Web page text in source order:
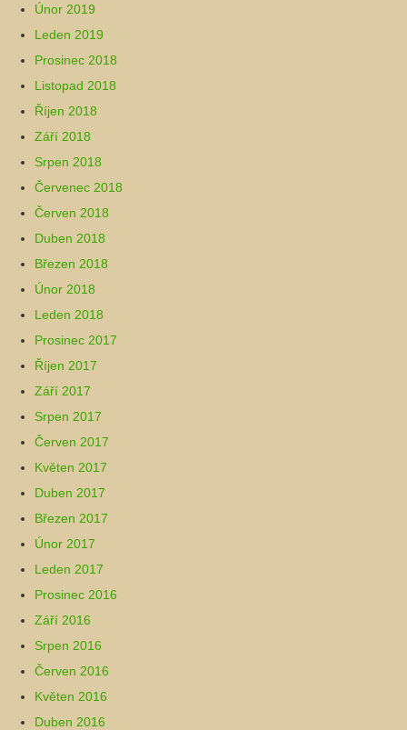
Únor 2019
Leden 2019
Prosinec 2018
Listopad 2018
Říjen 2018
Září 2018
Srpen 2018
Červenec 2018
Červen 2018
Duben 2018
Březen 2018
Únor 2018
Leden 2018
Prosinec 2017
Říjen 2017
Září 2017
Srpen 2017
Červen 2017
Květen 2017
Duben 2017
Březen 2017
Únor 2017
Leden 2017
Prosinec 2016
Září 2016
Srpen 2016
Červen 2016
Květen 2016
Duben 2016